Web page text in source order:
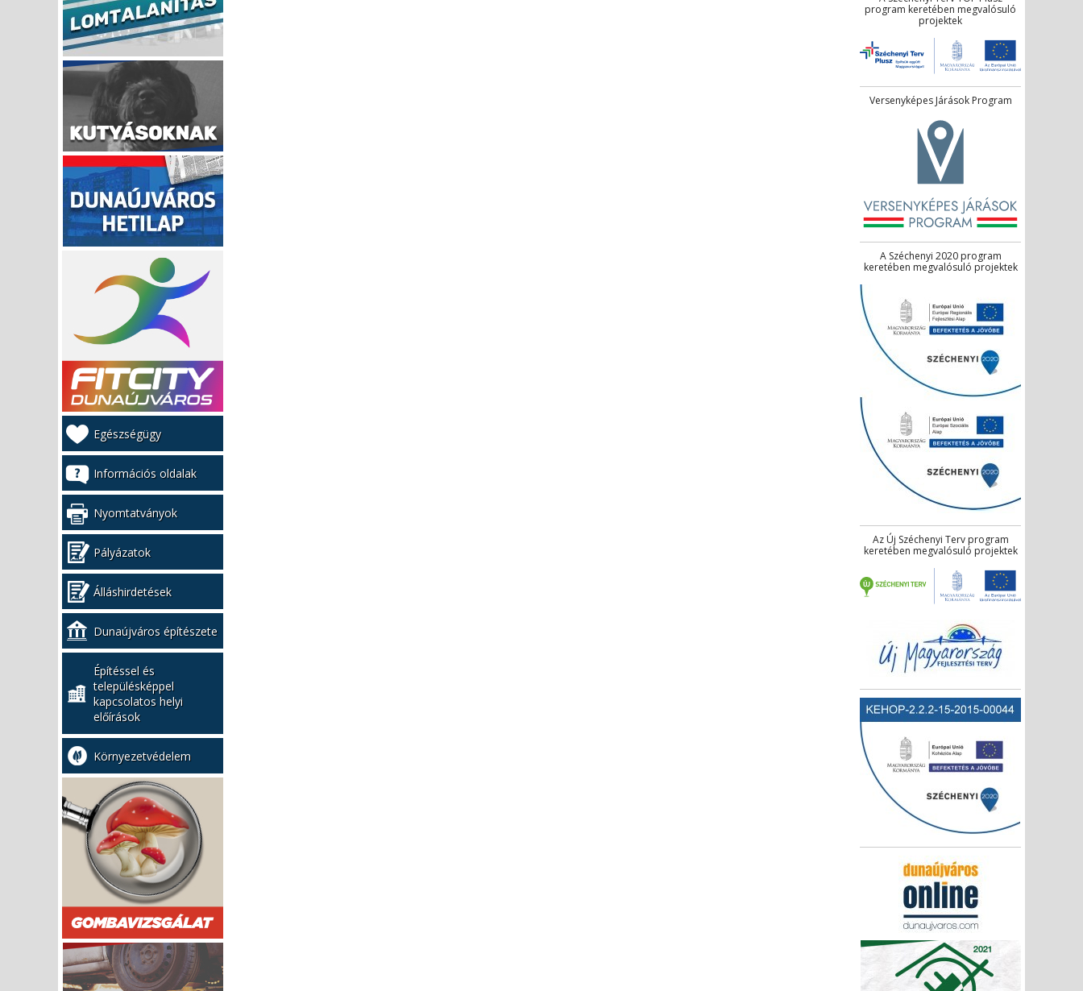
Kiemelt
bal
menü
Egészségügy
Információs oldalak
Nyomtatványok
Pályázatok
Álláshirdetések
Dunaújváros építészete
Építéssel és
településképpel
kapcsolatos helyi
előírások
Környezetvédelem
program keretében megvalósuló
projektek
Versenyképes Járások Program
A Széchenyi 2020 program
keretében megvalósuló projektek
Az Új Széchenyi Terv program
keretében megvalósuló projektek